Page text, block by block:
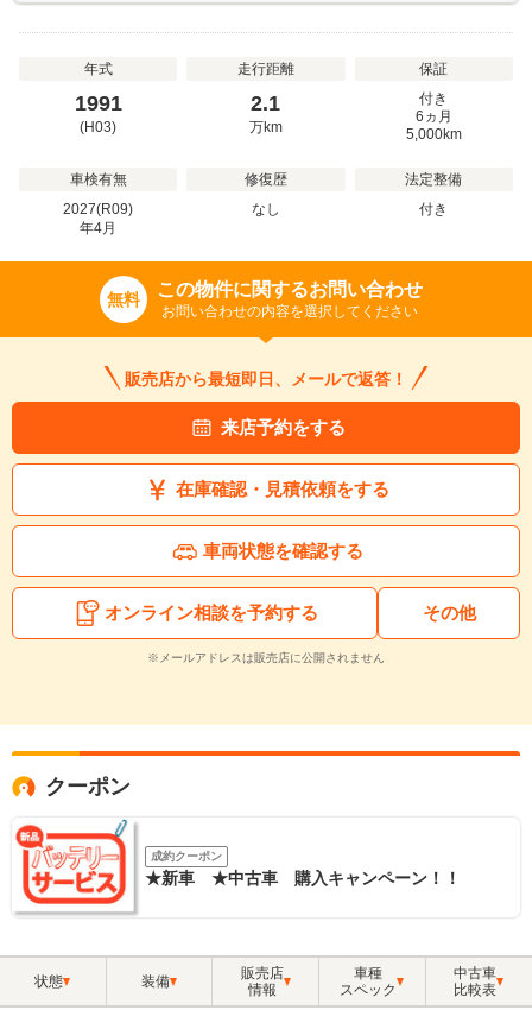
年式
1991
(H03)
走行距離
2.1
万km
保証
付き
6ヵ月
5,000km
車検有無
2027(R09)
年4月
修復歴
なし
法定整備
付き
無料 この物件に関するお問い合わせ
お問い合わせの内容を選択してください
販売店から最短即日、メールで返答！
来店予約をする
在庫確認・見積依頼をする
車両状態を確認する
オンライン相談を予約する その他
※メールアドレスは販売店に公開されません
クーポン
成約クーポン
★新車 ★中古車 購入キャンペーン！！
状態 装備
販売店
情報
車種
スペック
中古車
比較表